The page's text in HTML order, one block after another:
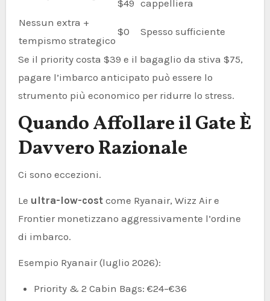
$49 cappelliera
Nessun extra +
tempismo strategico
$0 Spesso sufficiente
Se il priority costa $39 e il bagaglio da stiva $75,
pagare l’imbarco anticipato può essere lo
strumento più economico per ridurre lo stress.
Quando Affollare il Gate È
Davvero Razionale
Ci sono eccezioni.
Le ultra-low-costcome Ryanair, Wizz Air e
Frontier monetizzano aggressivamente l’ordine
di imbarco.
Esempio Ryanair (luglio 2026):
Priority & 2 Cabin Bags: €24–€36